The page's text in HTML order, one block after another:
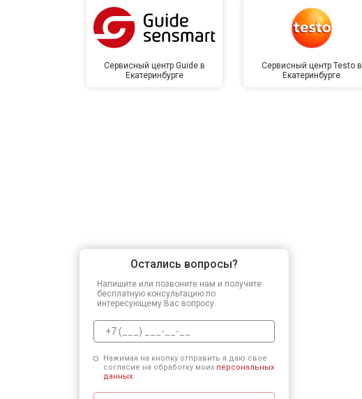
Сервисный центр Guide в
Екатеринбурге
Сервисный центр Testo в
Екатеринбурге
Остались вопросы?
Напишите или позвоните нам и получите
бесплатную консультацию по
интересующему Вас вопросу.
Нажимая на кнопку отправить я даю свое
согласие на обработку моих персональных
данных.